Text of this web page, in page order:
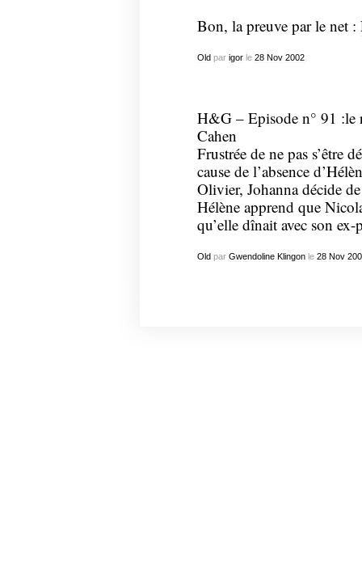
Bon, la preuve par le net :
Old par igorle 28 Nov 2002
H&G – Episode n° 91 :le
Cahen
Frustrée de ne pas s’être
cause de l’absence
Olivier, Johanna décide
Hélène apprend que
qu’elle dînait avec son
Old par Gwendoline Klingonle 28 Nov